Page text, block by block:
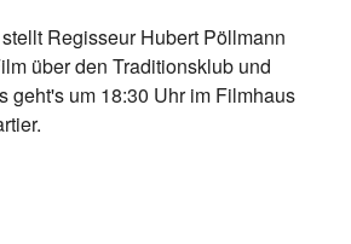
Regisseur Hubert Pöllmann
über den Traditionsklub und
geht's um 18:30 Uhr im Filmhaus